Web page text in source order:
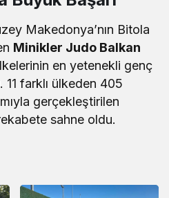
Makedonya’nın Bitola
Minikler Judo Balkan
en yetenekli genç
11 farklı ülkeden 405
gerçekleştirilen
sahne oldu.